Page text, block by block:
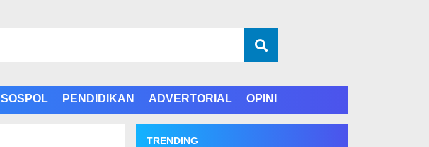
SOSPOL PENDIDIKAN ADVERTORIAL OPINI
TRENDING